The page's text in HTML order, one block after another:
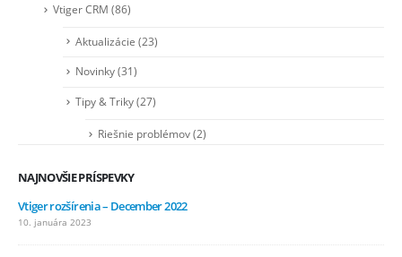
Vtiger CRM (86)
Aktualizácie (23)
Novinky(31)
Tipy & Triky(27)
Riešnie problémov(2)
NAJNOVŠIE PRÍSPEVKY
Vtiger rozšírenia – December 2022
10. januára 2023